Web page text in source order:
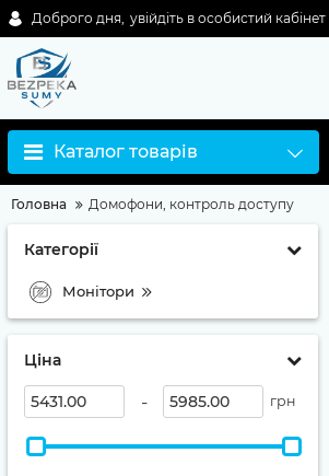
Доброго дня, увійдіть в особистий кабінет
Каталог товарів
Головна Домофони, контроль доступу
Категорії
Монітори
Ціна
- грн